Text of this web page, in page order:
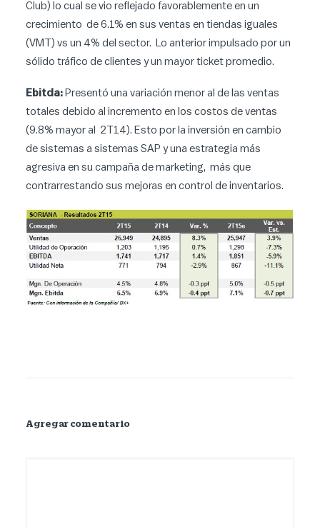
Club) lo cual se vio reflejado favorablemente en un
crecimiento de 6.1% en sus ventas en tiendas iguales
(VMT) vs un 4% del sector. Lo anterior impulsado por un
sólido tráfico de clientes y un mayor ticket promedio.
Ebitda: Presentó una variación menor al de las ventas
totales debido al incremento en los costos de ventas
(9.8% mayor al 2T14). Esto por la inversión en cambio
de sistemas a sistemas SAP y una estrategia más
agresiva en su campaña de marketing, más que
contrarrestando sus mejoras en control de inventarios.
Agregar comentario